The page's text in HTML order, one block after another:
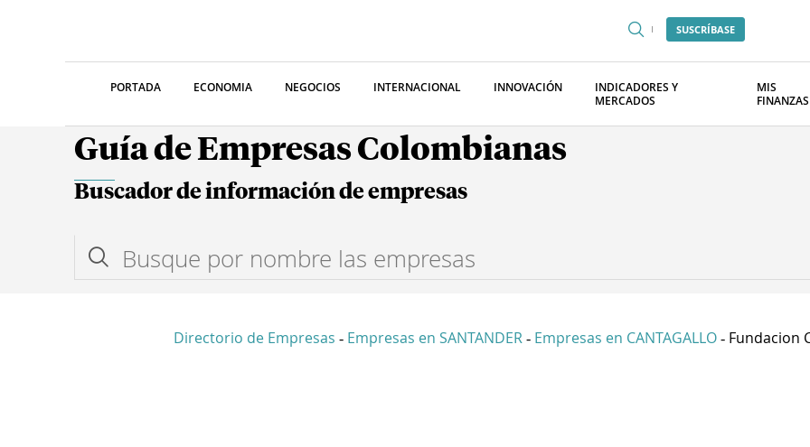
SUSCRÍBASE
PORTADA ECONOMIA NEGOCIOS INTERNACIONAL INNOVACIÓN
INDICADORES Y
MERCADOS
MIS
FINANZAS
Guía de Empresas Colombianas
Buscador de información de empresas
Directorio de Empresas - Empresas en SANTANDER - Empresas en CANTAGALLO - Fundacion